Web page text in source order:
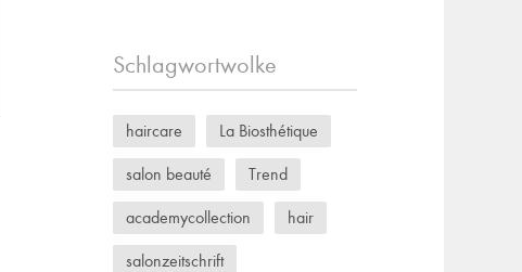
Schlagwortwolke
haircare La Biosthétique
salon beauté Trend
academycollection hair
salonzeitschrift